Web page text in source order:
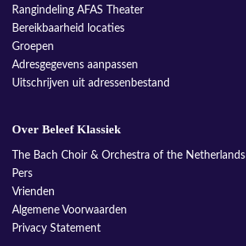
Rangindeling AFAS Theater
Bereikbaarheid locaties
Groepen
Adresgegevens aanpassen
Uitschrijven uit adressenbestand
Over Beleef Klassiek
The Bach Choir & Orchestra of the Netherlands
Pers
Vrienden
Algemene Voorwaarden
Privacy Statement